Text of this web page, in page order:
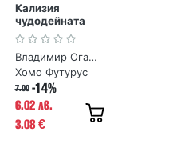
Кализия
чудодейната
билка от Русия.
Златните
рецепти на
руската
народна
медицина
Владимир Огарков
Хомо Футурус
7.00 -14%
6.02 лв.
3.08€